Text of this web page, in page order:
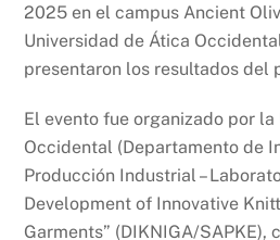
2025 en el campus Ancient
Universidad de Ática
presentaron los resultados del
El evento fue organizado por
Occidental (Departamento de
Producción Industrial –
Development of Innovative
Garments” (DIKNIGA/SAPKE),